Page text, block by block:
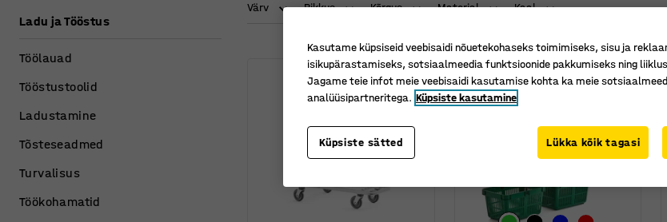
Värv Pikkus Kõrgus Materjal Kaal
Ladu ja Tööstus
Töölauad
Tööstustoolid
Ladustamine
Tõsteseadmed
Turvalisus
Töökohamatid
Kasutame küpsiseid veebisaidi nõuetekohaseks toimimiseks, sisu ja
isikupärastamiseks, sotsiaalmeedia funktsioonide pakkumiseks ning
Jagame teie infot meie veebisaidi kasutamise kohta ka meie
analüüsipartneritega. Küpsiste kasutamine
Küpsiste sätted Lükka kõik tagasi